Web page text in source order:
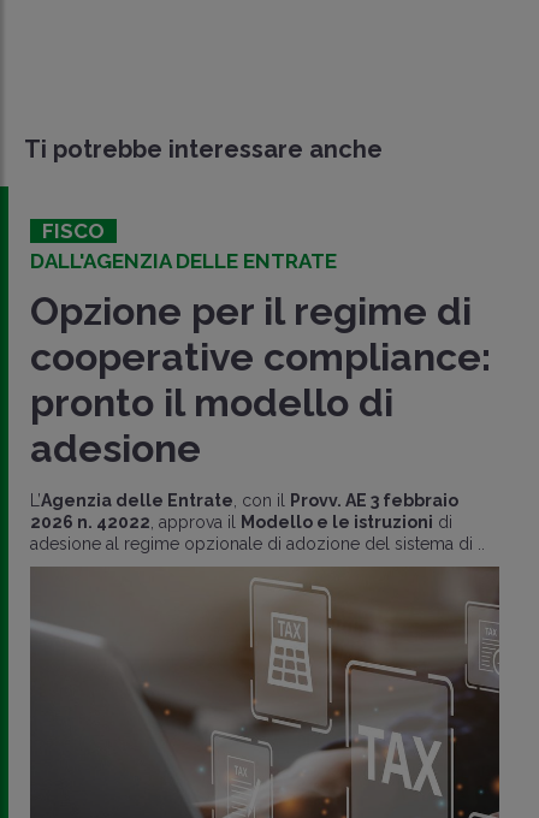
Ti potrebbe interessare anche
FISCO
DALL'AGENZIA DELLE ENTRATE
Opzione per il regime di
cooperative compliance:
pronto il modello di
adesione
L’Agenzia delle Entrate, con il Provv. AE 3 febbraio
2026 n. 42022, approva il Modello e le istruzioni di
adesione al regime opzionale di adozione del sistema di ..